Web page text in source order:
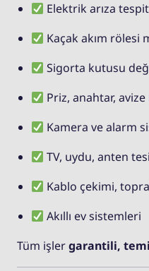
Elektrik arıza
Kaçak akım rölesi
Sigorta kutusu
Priz, anahtar, avize
Kamera ve alarm
TV, uydu, anten
Kablo çekimi,
Akıllı ev sistemleri
Tüm işlergarantili,